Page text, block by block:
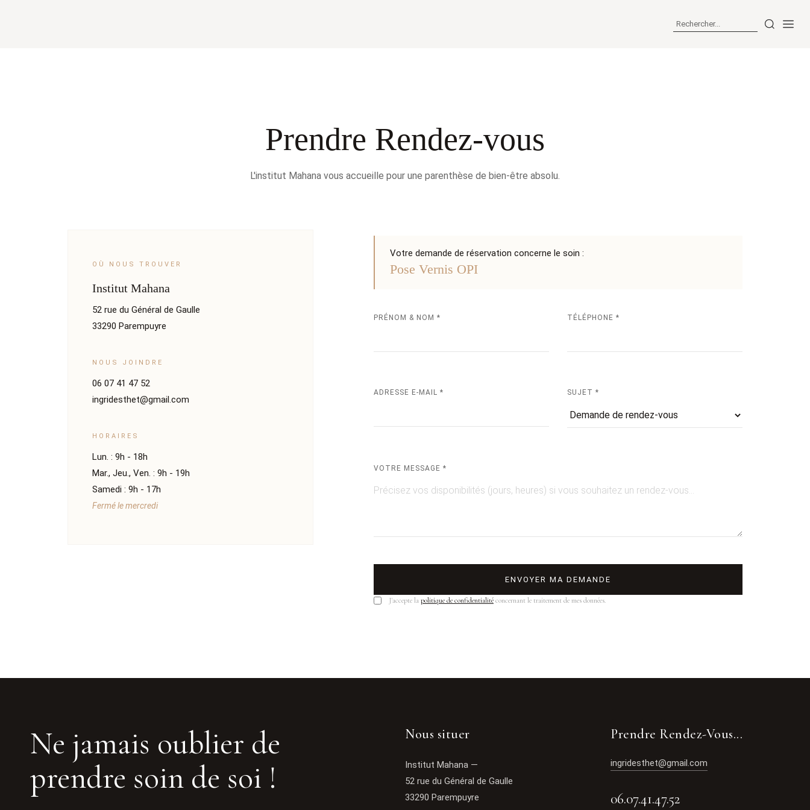
Prendre Rendez-vous
L'institut Mahana vous accueille pour une parenthèse de bien-être absolu.
OÙ NOUS TROUVER
Institut Mahana
52 rue du Général de Gaulle
33290 Parempuyre
NOUS JOINDRE
06 07 41 47 52
ingridesthet@gmail.com
HORAIRES
Lun. : 9h - 18h
Mar., Jeu., Ven. : 9h - 19h
Samedi : 9h - 17h
Fermé le mercredi
Votre demande de réservation concerne le soin :
Pose Vernis OPI
PRÉNOM & NOM * TÉLÉPHONE *
ADRESSE E-MAIL * SUJET *
VOTRE MESSAGE *
ENVOYER MA DEMANDE
J'accepte la politique de confidentialité concernant le traitement de mes données.
Ne jamais oublier de
prendre soin de soi !
Nous situer
Institut Mahana —
52 rue du Général de Gaulle
33290 Parempuyre
Prendre Rendez-Vous...
ingridesthet@gmail.com
06.07.41.47.52